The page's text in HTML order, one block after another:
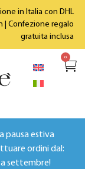
in Italia con DHL
| Confezione regalo
gratuita inclusa
0
pausa estiva
ordini dal:
settembre!